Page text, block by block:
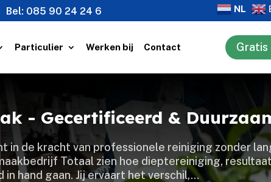
Bel: 085 90 24 24 6 NL
Particulier Werken bij Contact
- Gecertificeerd &
de kracht van professionele reiniging zonder
Totaal zien hoe dieptereiniging,
hand gaan.​ Jij ervaart het verschil,…